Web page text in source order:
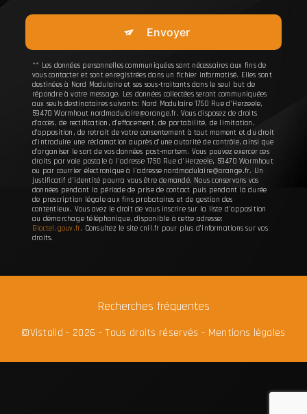
Envoyer
** Les données personnelles communiquées sont nécessaires aux fins de
vous contacter et sont enregistrées dans un fichier informatisé. Elles sont
destinées à Nord Modulaire et ses sous-traitants dans le seul but de
répondre à votre message. Les données collectées seront communiquées
aux seuls destinataires suivants: Nord Modulaire 1750 Rue d'Herzeele,
59470 Wormhout nordmodulaire@orange.fr. Vous disposez de droits
d’accès, de rectification, d’effacement, de portabilité, de limitation,
d’opposition, de retrait de votre consentement à tout moment et du droit
d’introduire une réclamation auprès d’une autorité de contrôle, ainsi que
d’organiser le sort de vos données post-mortem. Vous pouvez exercer ces
droits par voie postale à l'adresse 1750 Rue d'Herzeele, 59470 Wormhout
ou par courrier électronique à l'adresse nordmodulaire@orange.fr. Un
justificatif d'identité pourra vous être demandé. Nous conservons vos
données pendant la période de prise de contact puis pendant la durée
de prescription légale aux fins probatoires et de gestion des
contentieux. Vous avez le droit de vous inscrire sur la liste d'opposition
au démarchage téléphonique, disponible à cette adresse:
Bloctel.gouv.fr. Consultez le site cnil.fr pour plus d’informations sur vos
droits.
Recherches fréquentes
©Vistalid - 2026 - Tous droits réservés - Mentions légales